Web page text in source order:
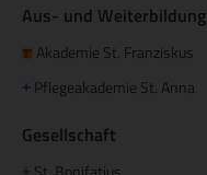
Aus- und Weiterbildung
Akademie St. Franziskus
+ Pflegeakademie St. Anna
Gesellschaft